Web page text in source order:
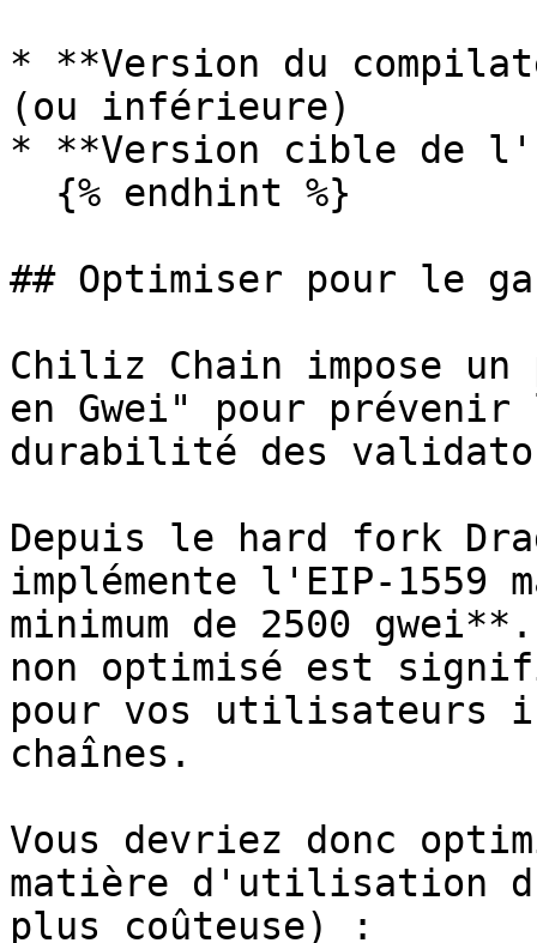
* **Version du
(ou inférieure)
* **Version cible de
## Optimiser pour le
Chiliz Chain impose un
en Gwei" pour
durabilité des
Depuis le hard fork
implémente l'EIP-1559
minimum de 2500
non optimisé est
pour vos utilisateurs
chaînes.
Vous devriez donc
matière d'utilisation
plus coûteuse) :